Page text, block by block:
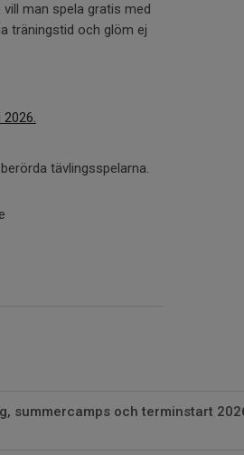
man spela gratis med
träningstid och glöm ej
tävlingsspelarna.
summercamps och terminstart